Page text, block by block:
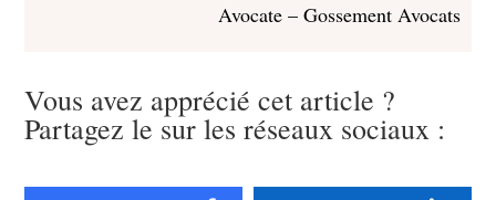
Avocate – Gossement Avocats
Vous avez apprécié cet article ?
Partagez le sur les réseaux sociaux :